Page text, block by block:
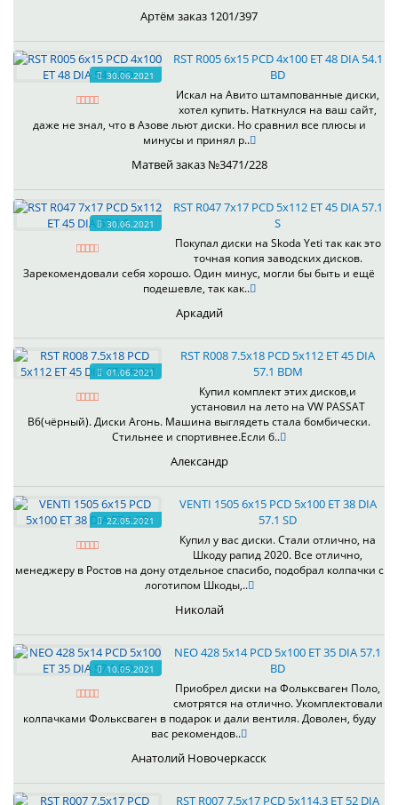
Артём заказ 1201/397
30.06.2021
RST R005 6x15 PCD 4x100 ET 48 DIA 54.1
BD
Искал на Авито штампованные диски,
хотел купить. Наткнулся на ваш сайт,
даже не знал, что в Азове льют диски. Но сравнил все плюсы и
минусы и принял р..
Матвей заказ №3471/228
30.06.2021
RST R047 7x17 PCD 5x112 ET 45 DIA 57.1
S
Покупал диски на Skoda Yeti так как это
точная копия заводских дисков.
Зарекомендовали себя хорошо. Один минус, могли бы быть и ещё
подешевле, так как..
Аркадий
01.06.2021
RST R008 7.5x18 PCD 5x112 ET 45 DIA
57.1 BDM
Купил комплект этих дисков,и
установил на лето на VW PASSAT
B6(чёрный). Диски Агонь. Машина выглядеть стала бомбически.
Стильнее и спортивнее.Если б..
Александр
22.05.2021
VENTI 1505 6x15 PCD 5x100 ET 38 DIA
57.1 SD
Купил у вас диски. Стали отлично, на
Шкоду рапид 2020. Все отлично,
менеджеру в Ростов на дону отдельное спасибо, подобрал колпачки с
логотипом Шкоды,..
Николай
10.05.2021
NEO 428 5x14 PCD 5x100 ET 35 DIA 57.1
BD
Приобрел диски на Фольксваген Поло,
смотрятся на отлично. Укомплектовали
колпачками Фольксваген в подарок и дали вентиля. Доволен, буду
вас рекомендов..
Анатолий Новочеркасск
RST R007 7.5x17 PCD 5x114.3 ET 52 DIA